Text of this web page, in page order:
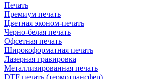
Печать
Премиум печать
Цветная эконом-печать
Черно-белая печать
Офсетная печать
Широкоформатная печать
Лазерная гравировка
Металлизированная печать
DTF печать (термотрансфер)